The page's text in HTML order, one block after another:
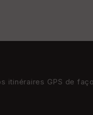
itinéraires GPS de